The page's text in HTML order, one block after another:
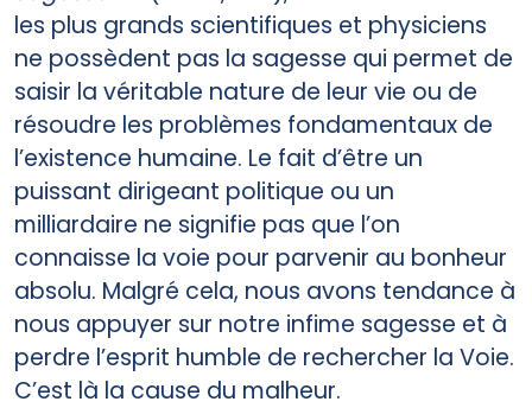
les plus grands scientifiques et physiciens
ne possèdent pas la sagesse qui permet de
saisir la véritable nature de leur vie ou de
résoudre les problèmes fondamentaux de
l’existence humaine. Le fait d’être un
puissant dirigeant politique ou un
milliardaire ne signifie pas que l’on
connaisse la voie pour parvenir au bonheur
absolu. Malgré cela, nous avons tendance à
nous appuyer sur notre infime sagesse et à
perdre l’esprit humble de rechercher la Voie.
C’est là la cause du malheur.